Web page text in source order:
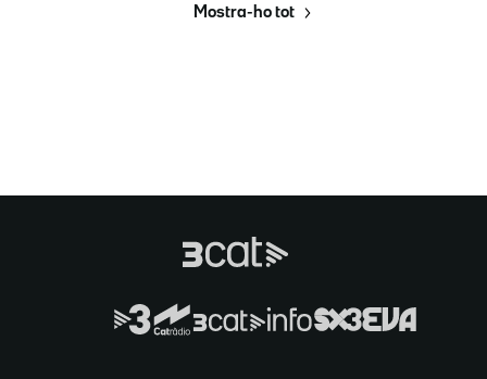
Mostra-ho tot